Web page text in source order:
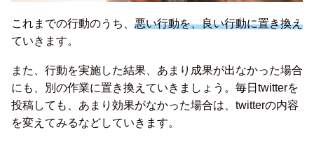
これまでの行動のうち、 悪い行動を、良い行動に置き換え
ていきます。
また、行動を実施した結果、あまり成果が出なかった場合
にも、別の作業に置き換えていきましょう。毎日twitterを
投稿しても、あまり効果がなかった場合は、twitterの内容
を変えてみるなどしていきます。